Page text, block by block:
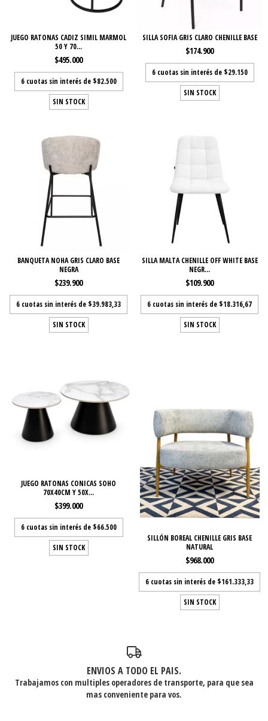
JUEGO RATONAS CADIZ SIMIL MARMOL
50 Y 70...
$495.000
6 cuotas sin interés de $82.500
SIN STOCK
SILLA SOFIA GRIS CLARO CHENILLE BASE
$174.900
6 cuotas sin interés de $29.150
SIN STOCK
BANQUETA NOHA GRIS CLARO BASE
NEGRA
$239.900
6 cuotas sin interés de $39.983,33
SIN STOCK
SILLA MALTA CHENILLE OFF WHITE BASE
NEGR...
$109.900
6 cuotas sin interés de $18.316,67
SIN STOCK
JUEGO RATONAS CONICAS SOHO
70X40CM Y 50X...
$399.000
6 cuotas sin interés de $66.500
SIN STOCK
SILLÓN BOREAL CHENILLE GRIS BASE
NATURAL
$968.000
6 cuotas sin interés de $161.333,33
SIN STOCK
ENVIOS A TODO EL PAIS.
Trabajamos con multiples operadores de transporte, para que sea
mas conveniente para vos.